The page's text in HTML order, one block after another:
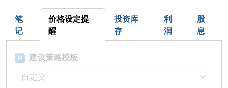
笔
记
价格设定提
醒
投资库
存
利
润
股
息
AI 建议策略模板